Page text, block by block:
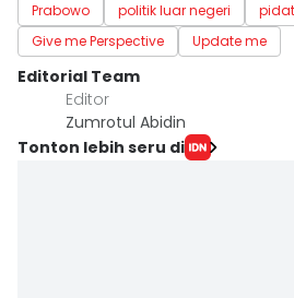
Prabowo politik luar negeri
Give me Perspective
Update me
Editorial Team
Editor
Zumrotul Abidin
Tonton lebih seru di